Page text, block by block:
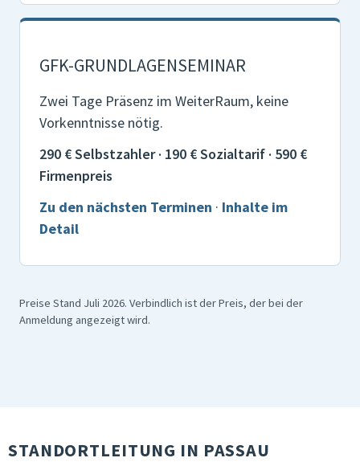
GFK-GRUNDLAGENSEMINAR
Zwei Tage Präsenz im WeiterRaum, keine
Vorkenntnisse nötig.
290 € Selbstzahler · 190 € Sozialtarif · 590 €
Firmenpreis
Zu den nächsten Terminen · Inhalte im
Detail
Preise Stand Juli 2026. Verbindlich ist der Preis, der bei der
Anmeldung angezeigt wird.
STANDORTLEITUNG IN PASSAU